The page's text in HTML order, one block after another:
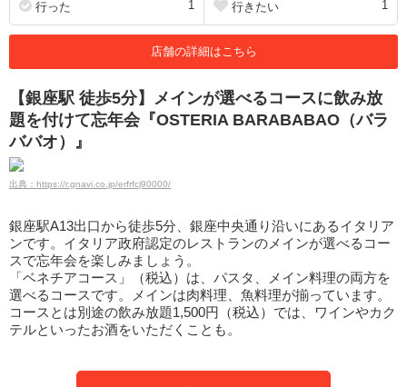
行った 1 行きたい 1
店舗の詳細はこちら
【銀座駅 徒歩5分】メインが選べるコースに飲み放
題を付けて忘年会『OSTERIA BARABABAO（バラ
ババオ）』
出典：https://r.gnavi.co.jp/erfrfcj90000/
銀座駅A13出口から徒歩5分、銀座中央通り沿いにあるイタリア
ンです。イタリア政府認定のレストランのメインが選べるコー
スで忘年会を楽しみましょう。
「ベネチアコース」（税込）は、パスタ、メイン料理の両方を
選べるコースです。メインは肉料理、魚料理が揃っています。
コースとは別途の飲み放題1,500円（税込）では、ワインやカク
テルといったお酒をいただくことも。